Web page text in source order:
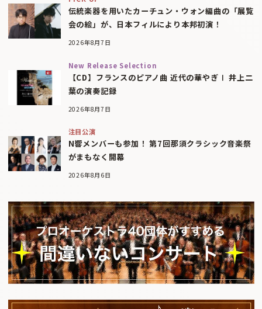
伝統楽器を用いたカーチュン・ウォン編曲の「展覧
会の絵」が、日本フィルにより本邦初演！
2026年8月7日
New Release Selection
【CD】フランスのピアノ曲 近代の華やぎⅠ 井上二
葉の演奏記録
2026年8月7日
注目公演
N響メンバーも参加！ 第7回那須クラシック音楽祭
がまもなく開幕
2026年8月6日